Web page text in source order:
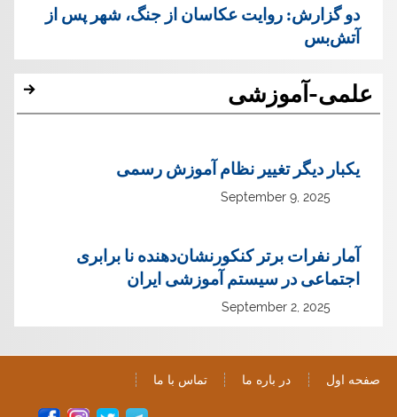
دو گزارش: روایت عکاسان از جنگ، شهر پس از
آتش‌بس
علمی-آموزشی
یک‏بار دیگر تغییر نظام آموزش رسمی
September 9, 2025
آمار نفرات برتر کنکورنشان‌دهنده نا برابری
اجتماعی در سیستم آموزشی ایران
September 2, 2025
صفحه اول در باره ما تماس با ما